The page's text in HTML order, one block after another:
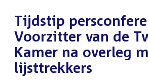
Tijdstip
Voorzitter van de
Kamer na overleg
lijsttrekkers